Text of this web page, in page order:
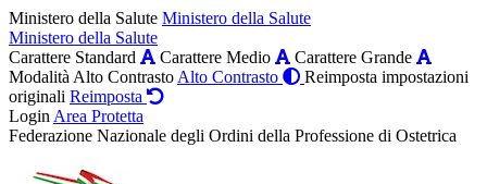
Ministero della Salute Ministero della Salute
Ministero della Salute
Carattere Standard
Carattere Medio
Carattere Grande
Modalità Alto Contrasto Alto Contrasto
Reimposta impostazioni
originali Reimposta
Login Area Protetta
Federazione Nazionale degli Ordini della Professione di Ostetrica